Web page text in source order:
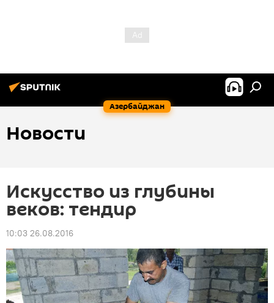
Азербайджан
Новости
Искусство из глубины
веков: тендир
10:03 26.08.2016